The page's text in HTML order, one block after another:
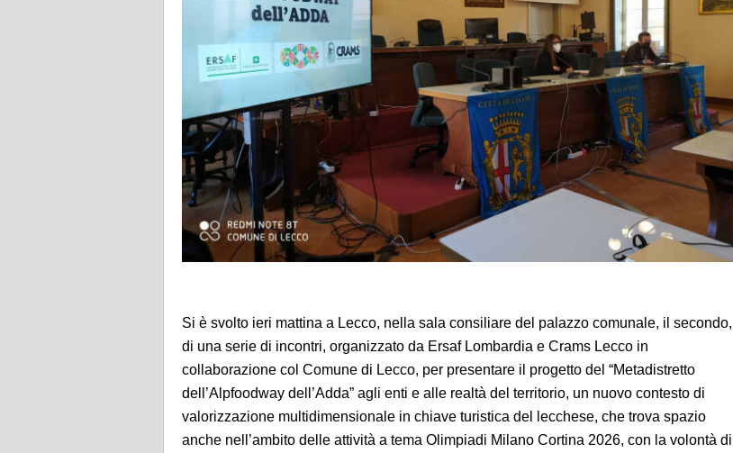
Si è svolto ieri mattina a Lecco, nella sala consiliare del palazzo comunale, il secondo,
di una serie di incontri, organizzato da Ersaf Lombardia e Crams Lecco in
collaborazione col Comune di Lecco, per presentare il progetto del “Metadistretto
dell’Alpfoodway dell’Adda” agli enti e alle realtà del territorio, un nuovo contesto di
valorizzazione multidimensionale in chiave turistica del lecchese, che trova spazio
anche nell’ambito delle attività a tema Olimpiadi Milano Cortina 2026, con la volontà di